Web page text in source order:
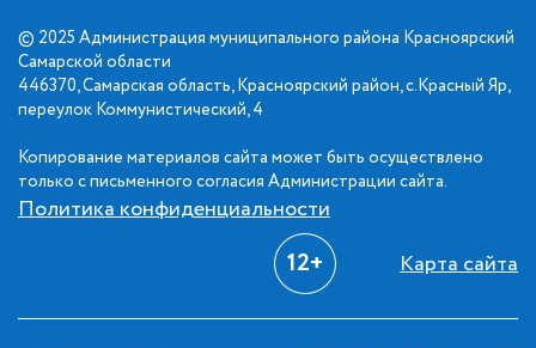
© 2025 Администрация муниципального района Красноярский
Самарской области
446370, Самарская область, Красноярский район, с.Красный Яр,
переулок Коммунистический, 4
Копирование материалов сайта может быть осуществлено
только с письменного согласия Администрации сайта.
Политика конфиденциальности
12+ Карта сайта